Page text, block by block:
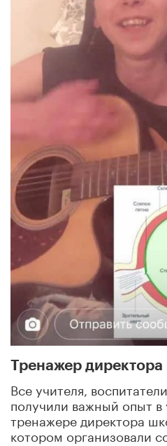
Тренажер
Все учителя,
получили важный опыт в
тренажере директора
котором организовали